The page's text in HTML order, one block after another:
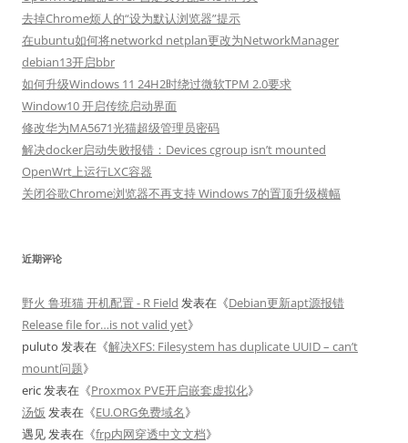
去掉Chrome烦人的“设为默认浏览器”提示
在ubuntu如何将networkd netplan更改为NetworkManager
debian13开启bbr
如何升级Windows 11 24H2时绕过微软TPM 2.0要求
Window10 开启传统启动界面
修改华为MA5671光猫超级管理员密码
解决docker启动失败报错：Devices cgroup isn’t mounted
OpenWrt上运行LXC容器
关闭谷歌Chrome浏览器不再支持 Windows 7的置顶升级横幅
近期评论
野火 鲁班猫 开机配置 - R Field 发表在《Debian更新apt源报错
Release file for…is not valid yet》
puluto 发表在《解决XFS: Filesystem has duplicate UUID – can’t
mount问题》
eric发表在《Proxmox PVE开启嵌套虚拟化》
汤饭 发表在《EU.ORG免费域名》
遇见发表在《frp内网穿透中文文档》